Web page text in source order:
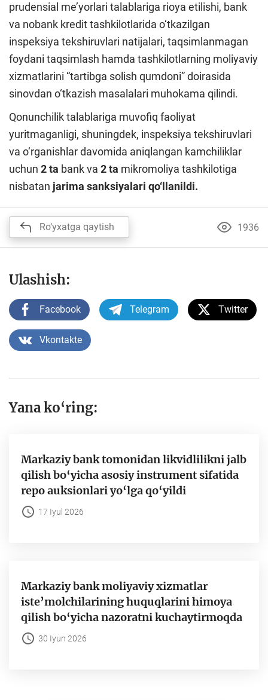
prudensial me’yorlari talablariga rioya etilishi, bank
va nobank kredit tashkilotlarida o‘tkazilgan
inspeksiya tekshiruvlari natijalari, taqsimlanmagan
foydani taqsimlash hamda tashkilotlarning moliyaviy
xizmatlarini “tartibga solish qumdoni” doirasida
sinovdan o‘tkazish masalalari muhokama qilindi.
Qonunchilik talablariga muvofiq faoliyat
yuritmaganligi, shuningdek, inspeksiya tekshiruvlari
va o‘rganishlar davomida aniqlangan kamchiliklar
uchun 2 ta bank va 2 ta mikromoliya tashkilotiga
nisbatan jarima sanksiyalari qo‘llanildi.
Ro‘yxatga qaytish 1936
Ulashish:
Facebook Telegram Twitter
Vkontakte
Yana ko‘ring:
Markaziy bank tomonidan likvidlilikni jalb
qilish bo‘yicha asosiy instrument sifatida
repo auksionlari yo‘lga qo‘yildi
17 Iyul 2026
Markaziy bank moliyaviy xizmatlar
iste’molchilarining huquqlarini himoya
qilish bo‘yicha nazoratni kuchaytirmoqda
30 Iyun 2026